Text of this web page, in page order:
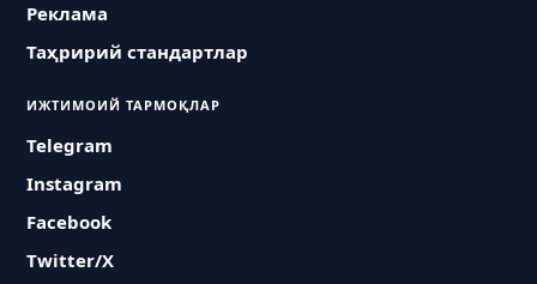
Реклама
Таҳририй стандартлар
ИЖТИМОИЙ ТАРМОҚЛАР
Telegram
Instagram
Facebook
Twitter/X